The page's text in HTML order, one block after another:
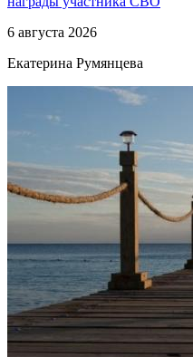
6 августа 2026
Екатерина Румянцева